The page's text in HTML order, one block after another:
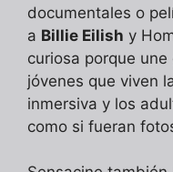
documentales o
a Billie Eilish y
curiosa porque
jóvenes que viven
inmersiva y los
como si fueran